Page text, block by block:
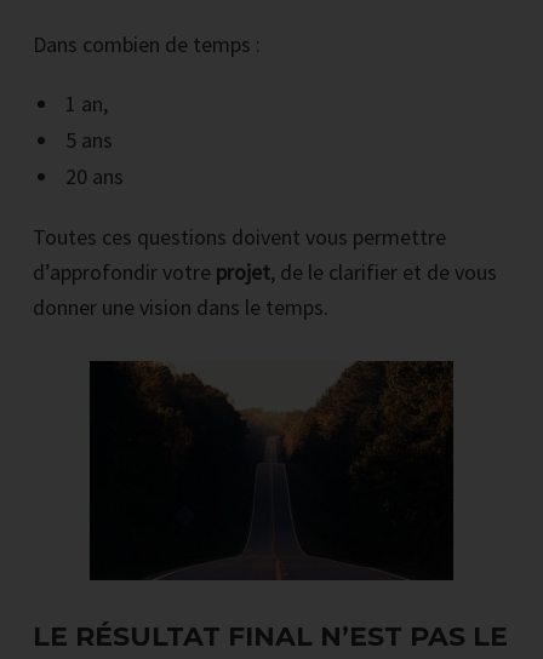
Dans combien de temps :
1 an,
5 ans
20 ans
Toutes ces questions doivent vous permettre
d’approfondir votre projet, de le clarifier et de vous
donner une vision dans le temps.
LE RÉSULTAT FINAL N’EST PAS LE